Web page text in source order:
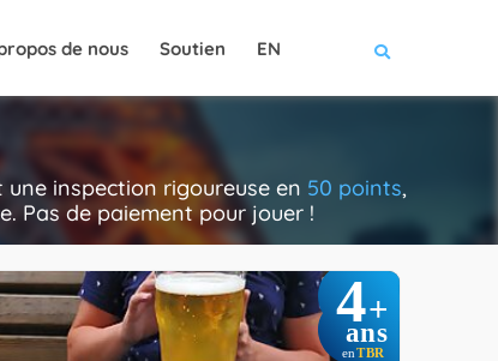
de nous Soutien EN
une inspection rigoureuse en 50 points,
Pas de paiement pour jouer !
4+
ans
enTBR